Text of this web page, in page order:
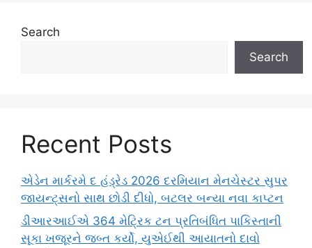
Search
Search
Recent Posts
એડેન માર્કરમે દ હંડ્રેડ 2026 દરમિયાન મેનચેસ્ટર સુપર
જાયન્ટ્સનો સાથ છોડી દીધો, બટલર બન્યા નવા કાપ્ટન
ડીઆરઆઈએ 364 મેટ્રિક ટન પ્રતિબંધિત પાકિસ્તાની
સૂકા ખજૂરને જબ્ત કર્યો, યુએઈથી આયાતનો દાવો